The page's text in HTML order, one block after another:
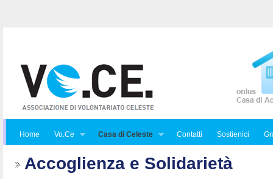
Home Vo.Ce Casa di Celeste Contatti Sostienici
Accoglienza e Solidarietà